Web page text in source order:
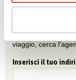
Trova
Sei interessato ai
viaggio, cerca
Inserisci il tuo